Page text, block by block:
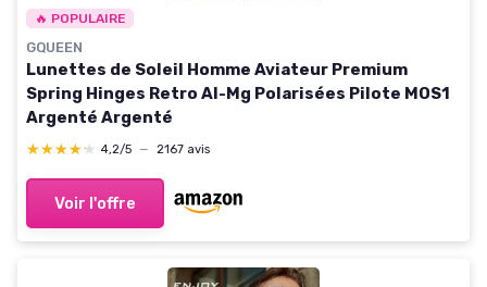
🔥 POPULAIRE
GQUEEN
Lunettes de Soleil Homme Aviateur Premium
Spring Hinges Retro Al-Mg Polarisées Pilote MOS1
Argenté Argenté
★★★★★
★★★★★ 4,2/5 — 2167 avis
Voir l'offre